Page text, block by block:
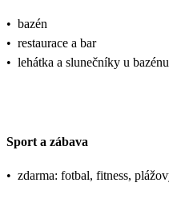
• bazén
• restaurace a bar
• lehátka a slunečníky u
Sport a zábava
• zdarma: fotbal, fitness,